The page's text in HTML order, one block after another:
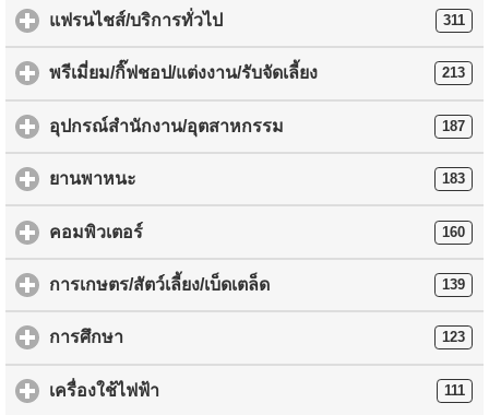
แฟรนไชส์/บริการทั่วไป 311
พรีเมี่ยม/กิ๊ฟชอป/แต่งงาน/รับจัดเลี้ยง 213
อุปกรณ์สำนักงาน/อุตสาหกรรม 187
ยานพาหนะ 183
คอมพิวเตอร์ 160
การเกษตร/สัตว์เลี้ยง/เบ็ดเตล็ด 139
การศึกษา 123
เครื่องใช้ไฟฟ้า 111